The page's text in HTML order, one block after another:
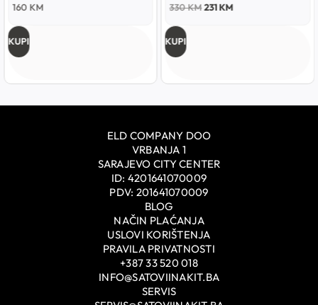
160 KM
KUPI
330KM231KM
KUPI
ELD COMPANY DOO
VRBANJA 1
SARAJEVO CITY CENTER
ID: 4201641070009
PDV: 201641070009
BLOG
NAČIN PLAĆANJA
USLOVI KORIŠTENJA
PRAVILA PRIVATNOSTI
+387 33 520 018
INFO@SATOVIINAKIT.BA
SERVIS